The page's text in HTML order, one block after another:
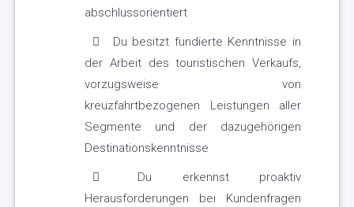
abschlussorientiert
Du besitzt fundierte Kenntnisse in
der Arbeit des touristischen Verkaufs,
vorzugsweise von
kreuzfahrtbezogenen Leistungen aller
Segmente und der dazugehörigen
Destinationskenntnisse
Du erkennst proaktiv
Herausforderungen bei Kundenfragen